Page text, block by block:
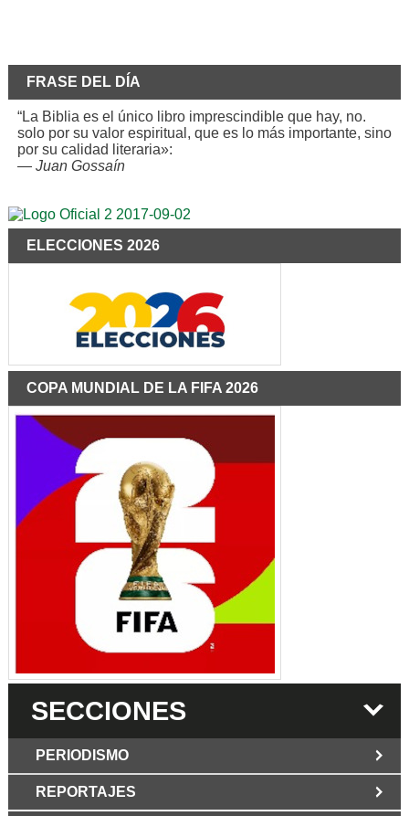
FRASE DEL DÍA
“La Biblia es el único libro imprescindible que hay, no.
solo por su valor espiritual, que es lo más importante, sino
por su calidad literaria»:
— Juan Gossaín
ELECCIONES 2026
COPA MUNDIAL DE LA FIFA 2026
SECCIONES
PERIODISMO
Los Periodist@s
REPORTAJES